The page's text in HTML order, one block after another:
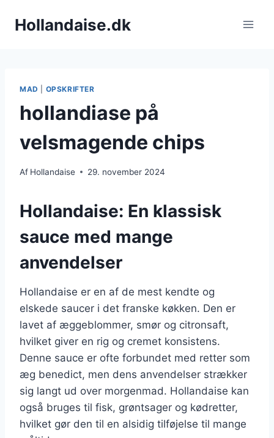
Hollandaise.dk
MAD OPSKRIFTER
hollandiase på
velsmagende chips
Af Hollandaise 29. november 2024
Hollandaise: En klassisk
sauce med mange
anvendelser
Hollandaise er en af de mest kendte og
elskede saucer i det franske køkken. Den er
lavet af æggeblommer, smør og citronsaft,
hvilket giver en rig og cremet konsistens.
Denne sauce er ofte forbundet med retter som
æg benedict, men dens anvendelser strækker
sig langt ud over morgenmad. Hollandaise kan
også bruges til fisk, grøntsager og kødretter,
hvilket gør den til en alsidig tilføjelse til mange